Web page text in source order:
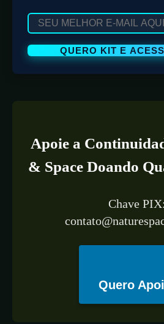
Apoie a
& Space Doando
Chave PIX:
Quero